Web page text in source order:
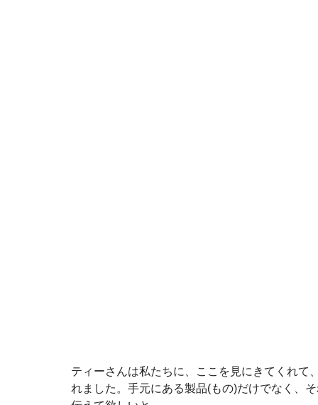
ティーさんは私たちに、ここを見にきてくれて
れました。手元にある製品(もの)だけでなく、